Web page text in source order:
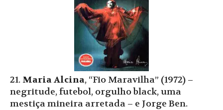
21. Maria Alcina, “Fio Maravilha” (1972) –
negritude, futebol, orgulho black, uma
mestiça mineira arretada – e Jorge Ben.